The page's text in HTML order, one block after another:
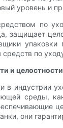
уровень и
по
защищает
средств по
и
в индустрии
среды, как
они